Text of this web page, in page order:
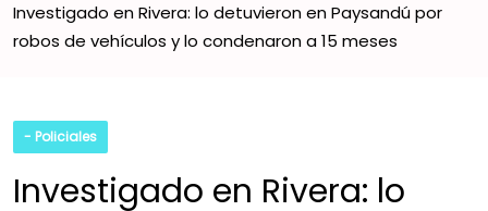
Investigado en Rivera: lo detuvieron en Paysandú por
robos de vehículos y lo condenaron a 15 meses
- Policiales
Investigado en Rivera: lo